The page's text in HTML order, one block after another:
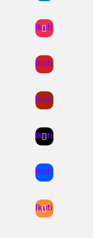
Ikuti
Ikuti
Ikuti
Ikuti
Ikuti
Ikuti